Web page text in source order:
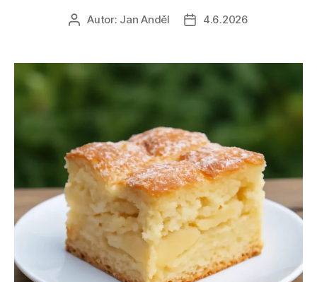
AutorAutor: Jan Anděl
Datum
4.6.2026